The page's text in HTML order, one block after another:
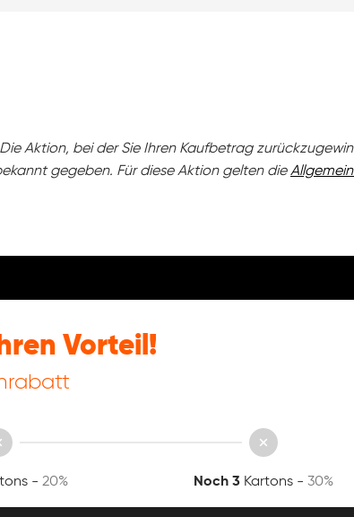
Aktion, bei der Sie Ihren Kaufbetrag
gegeben. Für diese Aktion gelten die
nutzen?
Vorteil!
- 20% Noch 3 Kartons - 30%